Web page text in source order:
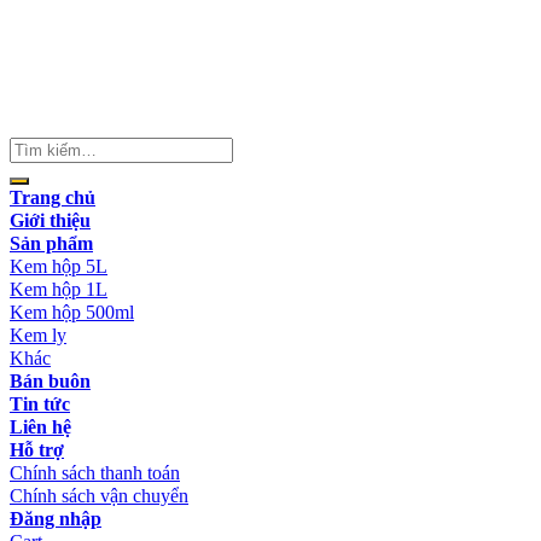
Trang chủ
Giới thiệu
Sản phẩm
Kem hộp 5L
Kem hộp 1L
Kem hộp 500ml
Kem ly
Khác
Bán buôn
Tin tức
Liên hệ
Hỗ trợ
Chính sách thanh toán
Chính sách vận chuyển
Đăng nhập